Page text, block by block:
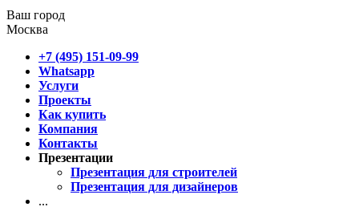
Ваш город
Москва
+7 (495) 151-09-99
Whatsapp
Услуги
Проекты
Как купить
Компания
Контакты
Презентации
Презентация для строителей
Презентация для дизайнеров
...